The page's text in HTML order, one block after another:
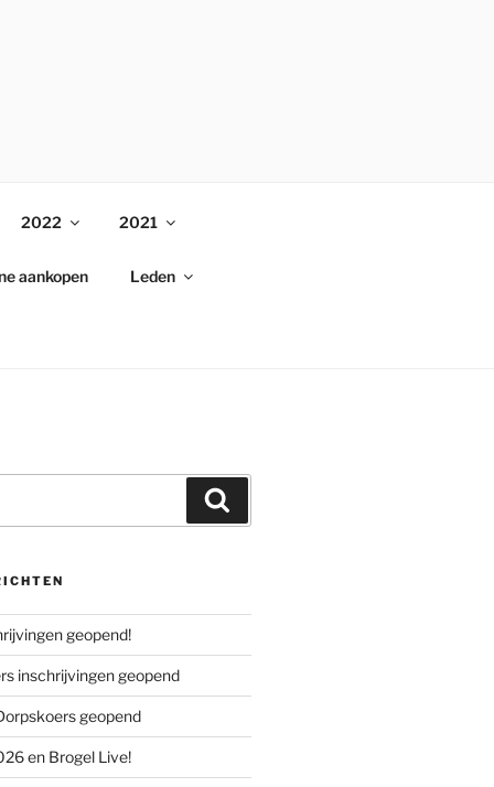
2022 2021
aankopen Leden
geopend!
inschrijvingen geopend
geopend
en Brogel Live!